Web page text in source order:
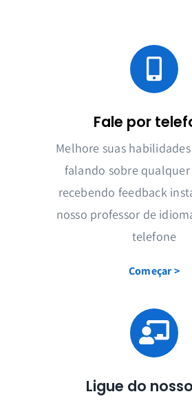
Fale por
Melhore suas
falando sobre qualquer
recebendo feedback
nosso professor de
telefone
Começar >
Ligue do